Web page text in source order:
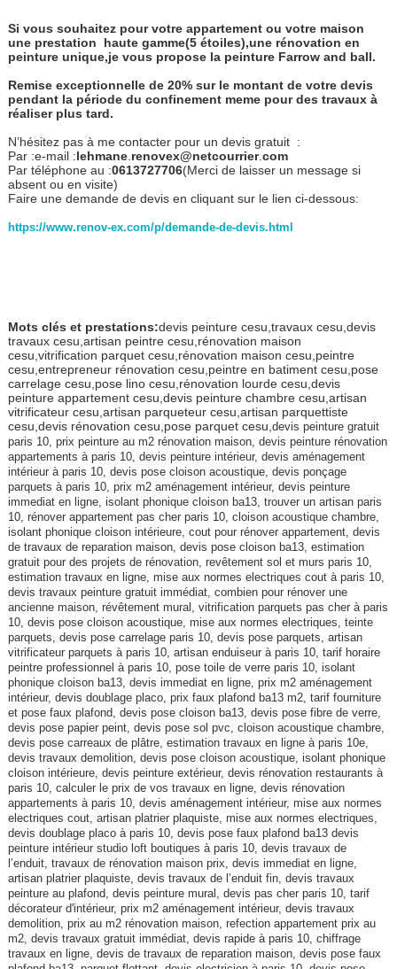
Si vous souhaitez pour votre appartement ou votre maison
une prestation haute gamme(5 étoiles),une rénovation en
peinture unique,je vous propose la peinture Farrow and ball.
Remise exceptionnelle de 20% sur le montant de votre devis
pendant la période du confinement meme pour des travaux à
réaliser plus tard.
N’hésitez pas à me contacter pour un devis gratuit :
Par :e-mail :lehmane. renovex@netcourrier.com
Par téléphone au :0613727706(Merci de laisser un message si
absent ou en visite)
Faire une demande de devis en cliquant sur le lien ci-dessous:
https://www.renov-ex.com/p/demande-de-devis.html
Mots clés et prestations:devis peinture cesu,travaux cesu,devis
travaux cesu,artisan peintre cesu,rénovation maison
cesu,vitrification parquet cesu,rénovation maison cesu,peintre
cesu,entrepreneur rénovation cesu,peintre en batiment cesu,pose
carrelage cesu,pose lino cesu,rénovation lourde cesu,devis
peinture appartement cesu,devis peinture chambre cesu,artisan
vitrificateur cesu,artisan parqueteur cesu,artisan parquettiste
cesu,devis rénovation cesu,pose parquet cesu, devis peinture gratuit
paris 10, prix peinture au m2 rénovation maison, devis peinture rénovation
appartements à paris 10, devis peinture intérieur, devis aménagement
intérieur à paris 10, devis pose cloison acoustique, devis ponçage
parquets à paris 10, prix m2 aménagement intérieur, devis peinture
immediat en ligne, isolant phonique cloison ba13, trouver un artisan paris
10, rénover appartement pas cher paris 10, cloison acoustique chambre,
isolant phonique cloison intérieure, cout pour rénover appartement, devis
de travaux de reparation maison, devis pose cloison ba13, estimation
gratuit pour des projets de rénovation, revêtement sol et murs paris 10,
estimation travaux en ligne, mise aux normes electriques cout à paris 10,
devis travaux peinture gratuit immédiat, combien pour rénover une
ancienne maison, révêtement mural, vitrification parquets pas cher à paris
10, devis pose cloison acoustique, mise aux normes electriques, teinte
parquets, devis pose carrelage paris 10, devis pose parquets, artisan
vitrificateur parquets à paris 10, artisan enduiseur à paris 10, tarif horaire
peintre professionnel à paris 10, pose toile de verre paris 10, isolant
phonique cloison ba13, devis immediat en ligne, prix m2 aménagement
intérieur, devis doublage placo, prix faux plafond ba13 m2, tarif fourniture
et pose faux plafond, devis pose cloison ba13, devis pose fibre de verre,
devis pose papier peint, devis pose sol pvc, cloison acoustique chambre,
devis pose carreaux de plâtre, estimation travaux en ligne à paris 10e,
devis travaux demolition, devis pose cloison acoustique, isolant phonique
cloison intérieure, devis peinture extérieur, devis rénovation restaurants à
paris 10, calculer le prix de vos travaux en ligne, devis rénovation
appartements à paris 10, devis aménagement intérieur, mise aux normes
electriques cout, artisan platrier plaquiste, mise aux normes electriques,
devis doublage placo à paris 10, devis pose faux plafond ba13 devis
peinture intérieur studio loft boutiques à paris 10, devis travaux de
l’enduit, travaux de rénovation maison prix, devis immediat en ligne,
artisan platrier plaquiste, devis travaux de l’enduit fin, devis travaux
peinture au plafond, devis peinture mural, devis pas cher paris 10, tarif
décorateur d'intérieur, prix m2 aménagement intérieur, devis travaux
demolition, prix au m2 rénovation maison, refection appartement prix au
m2, devis travaux gratuit immédiat, devis rapide à paris 10, chiffrage
travaux en ligne, devis de travaux de reparation maison, devis pose faux